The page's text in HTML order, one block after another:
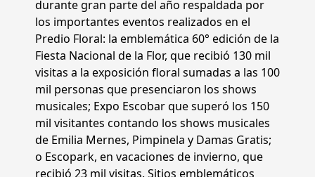
durante gran parte del año respaldada por
los importantes eventos realizados en el
Predio Floral: la emblemática 60° edición de la
Fiesta Nacional de la Flor, que recibió 130 mil
visitas a la exposición floral sumadas a las 100
mil personas que presenciaron los shows
musicales; Expo Escobar que superó los 150
mil visitantes contando los shows musicales
de Emilia Mernes, Pimpinela y Damas Gratis;
o Escopark, en vacaciones de invierno, que
recibió 23 mil visitas. Sitios emblemáticos